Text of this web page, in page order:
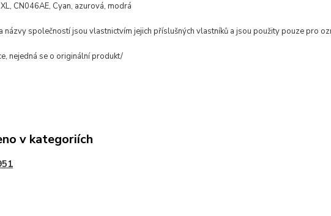
CN046AE, Cyan, azurová, modrá
názvy společností jsou vlastnictvím jejich příslušných vlastníků a jsou použity pouze pro
nejedná se o originální produkt/
v kategoriích